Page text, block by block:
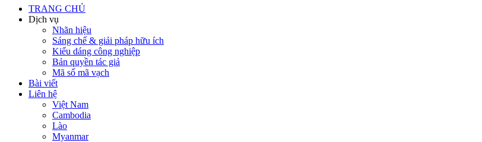
TRANG CHỦ
Dịch vụ
Nhãn hiệu
Sáng chế & giải pháp hữu ích
Kiểu dáng công nghiệp
Bản quyền tác giả
Mã số mã vạch
Bài viết
Liên hệ
Việt Nam
Cambodia
Lào
Myanmar